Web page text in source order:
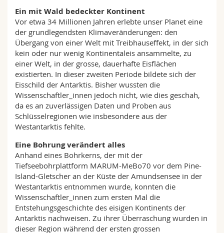
Ein mit Wald bedeckter Kontinent
Vor etwa 34 Millionen Jahren erlebte unser Planet eine
der grundlegendsten Klimaveränderungen: den
Übergang von einer Welt mit Treibhauseffekt, in der sich
kein oder nur wenig Kontinentaleis ansammelte, zu
einer Welt, in der grosse, dauerhafte Eisflächen
existierten. In dieser zweiten Periode bildete sich der
Eisschild der Antarktis. Bisher wussten die
Wissenschaftler_innen jedoch nicht, wie dies geschah,
da es an zuverlässigen Daten und Proben aus
Schlüsselregionen wie insbesondere aus der
Westantarktis fehlte.
Eine Bohrung verändert alles
Anhand eines Bohrkerns, der mit der
Tiefseebohrplattform MARUM-MeBo70 vor dem Pine-
Island-Gletscher an der Küste der Amundsensee in der
Westantarktis entnommen wurde, konnten die
Wissenschaftler_innen zum ersten Mal die
Entstehungsgeschichte des eisigen Kontinents der
Antarktis nachweisen. Zu ihrer Überraschung wurden in
dieser Region während der ersten grossen